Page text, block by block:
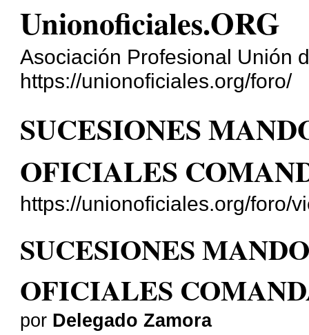
Unionoficiales.ORG
Asociación Profesional Unión
https://unionoficiales.org/foro/
SUCESIONES
OFICIALES
https://unionoficiales.org/foro/
SUCESIONES
OFICIALES
por Delegado Zamora